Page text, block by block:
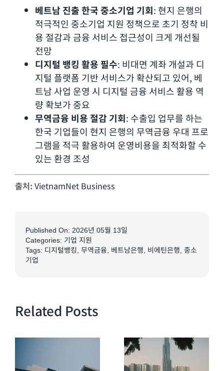
베트남 진출 한국 중소기업 기회: 현지 은행의
적극적인 중소기업 지원 정책으로 초기 정착 비
용 절감과 금융 서비스 접근성이 크게 개선될
전망
디지털 뱅킹 활용 필수: 비대면 계좌 개설과 디
지털 플랫폼 기반 서비스가 확산되고 있어, 베
트남 사업 운영 시 디지털 금융 서비스 활용 역
량 확보가 중요
무역금융 비용 절감 기회: 수출입 업무를 하는
한국 기업들이 현지 은행의 무역금융 우대 프로
그램을 적극 활용하여 운영비용을 최적화할 수
있는 환경 조성
출처: VietnamNet Business
Published On: 2026년 05월 13일
Categories: 기업 지원
Tags: 디지털뱅킹, 무역금융, 베트남은행, 비에틴은행, 중소
기업
Related Posts